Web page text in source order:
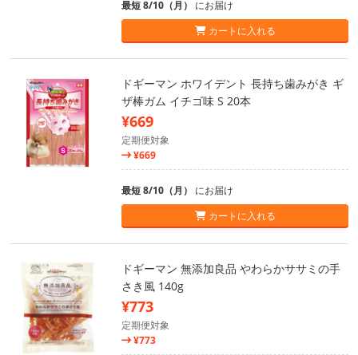
最短 8/10（月） にお届け
カートに入れる
ドギーマン ホワイデント 長持ち歯みがき ギ
ザ棒ガム イチゴ味 S 20本
¥669
定期便対象
¥669
最短 8/10（月） にお届け
カートに入れる
ドギーマン 無添加良品 やわらかササミの手
さき風 140g
¥773
定期便対象
¥773